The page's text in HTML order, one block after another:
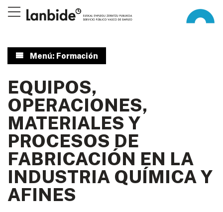
Menú: Formación
EQUIPOS,
OPERACIONES,
MATERIALES Y
PROCESOS DE
FABRICACIÓN EN LA
INDUSTRIA QUÍMICA Y
AFINES